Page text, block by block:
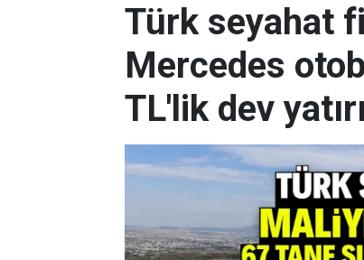
Türk seyahat
Mercedes
TL'lik dev